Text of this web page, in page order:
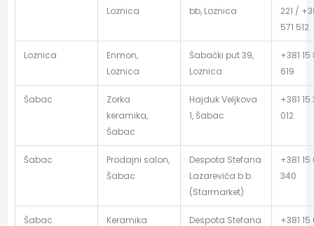
Loznica
bb, Loznica
221 /
571 512
Loznica
Enmon,
Loznica
Šabački put 39,
Loznica
+381 15
619
Šabac
Zorka
keramika,
Šabac
Hajduk Veljkova
1, Šabac
+381 15
012
Šabac
Prodajni salon,
Šabac
Despota Stefana
Lazarevića b.b.
(Starmarket)
+381
340
Šabac
Keramika
Despota Stefana
+381